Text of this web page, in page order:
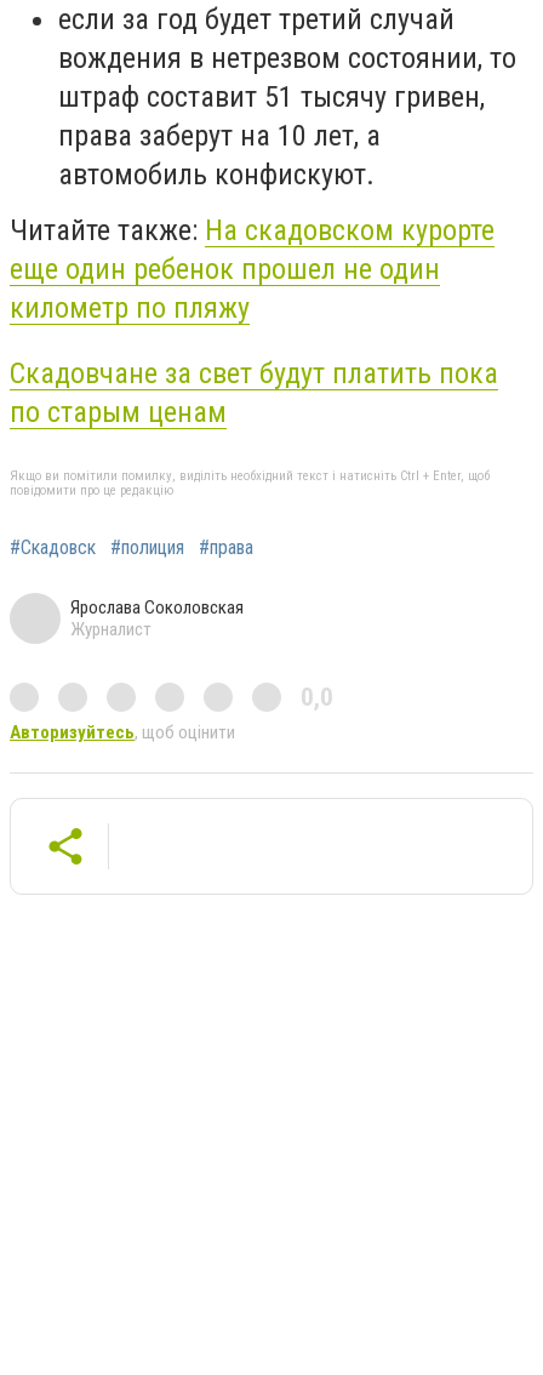
если за год будет третий случай
вождения в нетрезвом состоянии, то
штраф составит 51 тысячу гривен,
права заберут на 10 лет, а
автомобиль конфискуют.
Читайте также: На скадовском курорте
еще один ребенок прошел не один
километр по пляжу
Скадовчане за свет будут платить пока
по старым ценам
Якщо ви помітили помилку, виділіть необхідний текст і натисніть Ctrl + Enter, щоб
повідомити про це редакцію
#Скадовск #полиция #права
Ярослава Соколовская
Журналист
0,0
Авторизуйтесь, щоб оцінити